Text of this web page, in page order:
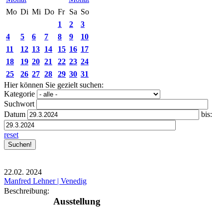
Mo Di Mi Do Fr Sa So
1
2
3
4
5 6 7 8 9
10
11
12 13 14 15 16 17
18
19 20 21 22 23 24
25
26 27 28 29 30 31
Hier können Sie gezielt suchen:
Kategorie
Suchwort
Datum
bis:
reset
22.02. 2024
Manfred Lehner | Venedig
Beschreibung:
Ausstellung